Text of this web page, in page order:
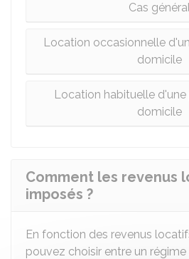
Cas
Location occasionnelle
domicile
Location habituelle
domicile
Comment les revenus
imposés ?
En fonction des revenus
pouvez choisir entre un régime